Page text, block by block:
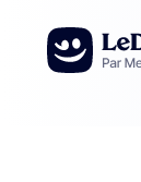
Aller au contenu